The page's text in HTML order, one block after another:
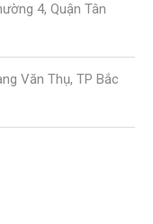
4, Quận Tân
Văn Thụ, TP Bắc